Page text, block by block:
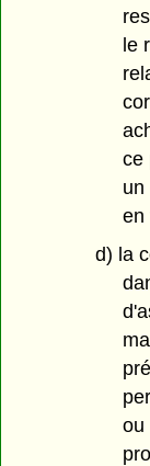
le
ce
un
en
d) la
ou